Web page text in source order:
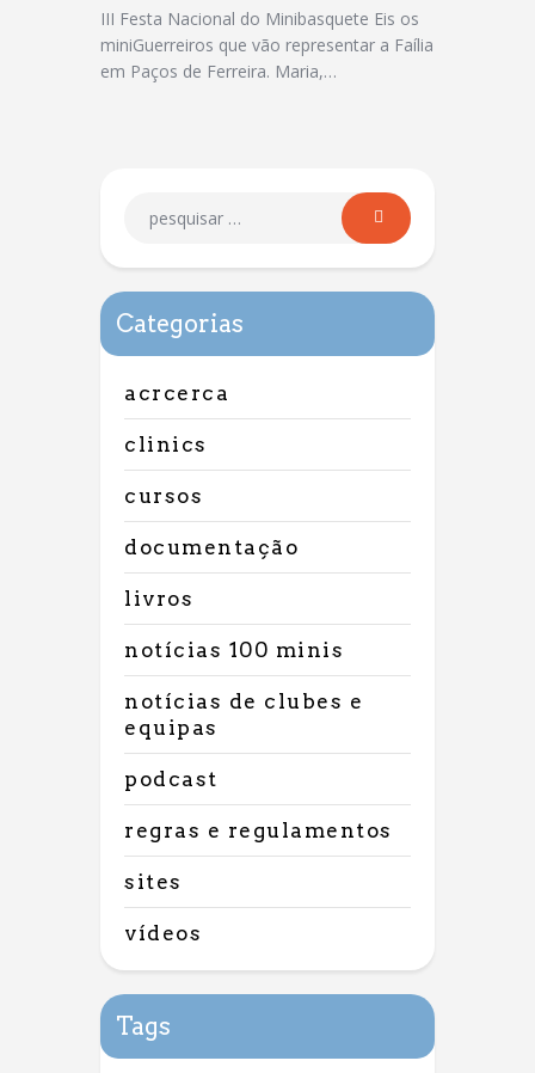
III Festa Nacional do Minibasquete Eis os
miniGuerreiros que vão representar a Faília
em Paços de Ferreira. Maria,…
Categorias
acrcerca
clinics
cursos
documentação
livros
notícias 100 minis
notícias de clubes e
equipas
podcast
regras e regulamentos
sites
vídeos
Tags